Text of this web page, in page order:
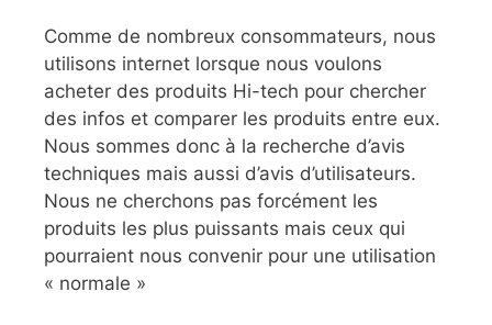
Comme de nombreux consommateurs, nous
utilisons internet lorsque nous voulons
acheter des produits Hi-tech pour chercher
des infos et comparer les produits entre eux.
Nous sommes donc à la recherche d’avis
techniques mais aussi d’avis d’utilisateurs.
Nous ne cherchons pas forcément les
produits les plus puissants mais ceux qui
pourraient nous convenir pour une utilisation
« normale »